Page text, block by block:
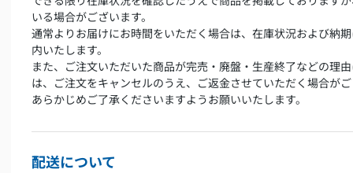
いる場合がございます。
通常よりお届けにお時間をいただく場合は、在庫状況および納
内いたします。
また、ご注文いただいた商品が完売・廃盤・生産終了などの理
は、ご注文をキャンセルのうえ、ご返金させていただく場合が
あらかじめご了承くださいますようお願いいたします。
配送について